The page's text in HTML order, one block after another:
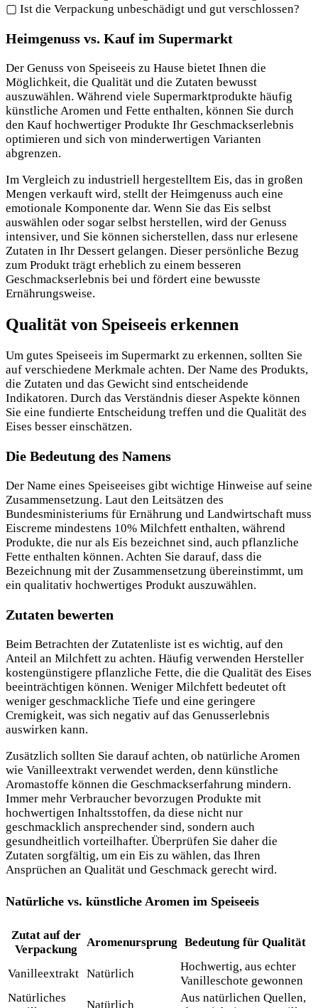
▢ Ist die Verpackung unbeschädigt und gut verschlossen?
Heimgenuss vs. Kauf im Supermarkt
Der Genuss von Speiseeis zu Hause bietet Ihnen die
Möglichkeit, die Qualität und die Zutaten bewusst
auszuwählen. Während viele Supermarktprodukte häufig
künstliche Aromen und Fette enthalten, können Sie durch
den Kauf hochwertiger Produkte Ihr Geschmackserlebnis
optimieren und sich von minderwertigen Varianten
abgrenzen.
Im Vergleich zu industriell hergestelltem Eis, das in großen
Mengen verkauft wird, stellt der Heimgenuss auch eine
emotionale Komponente dar. Wenn Sie das Eis selbst
auswählen oder sogar selbst herstellen, wird der Genuss
intensiver, und Sie können sicherstellen, dass nur erlesene
Zutaten in Ihr Dessert gelangen. Dieser persönliche Bezug
zum Produkt trägt erheblich zu einem besseren
Geschmackserlebnis bei und fördert eine bewusste
Ernährungsweise.
Qualität von Speiseeis erkennen
Um gutes Speiseeis im Supermarkt zu erkennen, sollten Sie
auf verschiedene Merkmale achten. Der Name des Produkts,
die Zutaten und das Gewicht sind entscheidende
Indikatoren. Durch das Verständnis dieser Aspekte können
Sie eine fundierte Entscheidung treffen und die Qualität des
Eises besser einschätzen.
Die Bedeutung des Namens
Der Name eines Speiseeises gibt wichtige Hinweise auf seine
Zusammensetzung. Laut den Leitsätzen des
Bundesministeriums für Ernährung und Landwirtschaft muss
Eiscreme mindestens 10% Milchfett enthalten, während
Produkte, die nur als Eis bezeichnet sind, auch pflanzliche
Fette enthalten können. Achten Sie darauf, dass die
Bezeichnung mit der Zusammensetzung übereinstimmt, um
ein qualitativ hochwertiges Produkt auszuwählen.
Zutaten bewerten
Beim Betrachten der Zutatenliste ist es wichtig, auf den
Anteil an Milchfett zu achten. Häufig verwenden Hersteller
kostengünstigere pflanzliche Fette, die die Qualität des Eises
beeinträchtigen können. Weniger Milchfett bedeutet oft
weniger geschmackliche Tiefe und eine geringere
Cremigkeit, was sich negativ auf das Genusserlebnis
auswirken kann.
Zusätzlich sollten Sie darauf achten, ob natürliche Aromen
wie Vanilleextrakt verwendet werden, denn künstliche
Aromastoffe können die Geschmackserfahrung mindern.
Immer mehr Verbraucher bevorzugen Produkte mit
hochwertigen Inhaltsstoffen, da diese nicht nur
geschmacklich ansprechender sind, sondern auch
gesundheitlich vorteilhafter. Überprüfen Sie daher die
Zutaten sorgfältig, um ein Eis zu wählen, das Ihren
Ansprüchen an Qualität und Geschmack gerecht wird.
Natürliche vs. künstliche Aromen im Speiseeis
Zutat auf der
Verpackung
Aromenursprung Bedeutung für Qualität
Vanilleextrakt Natürlich
Hochwertig, aus echter
Vanilleschote gewonnen
Natürliches
Natürlich
Aus natürlichen Quellen,